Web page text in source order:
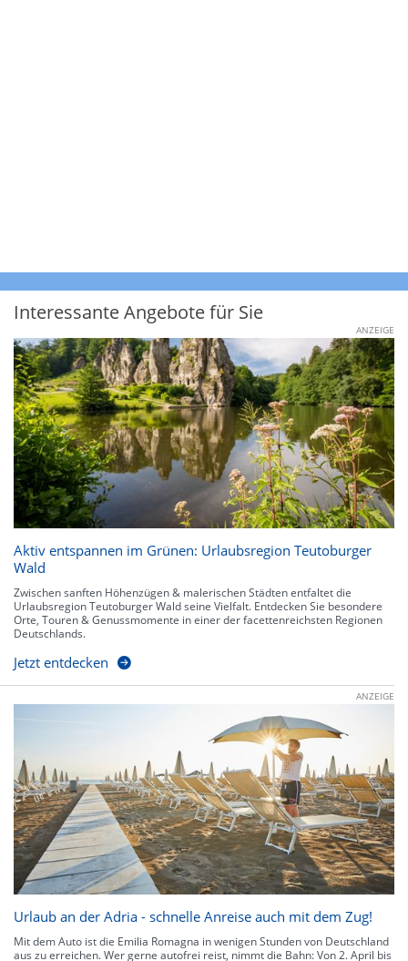
Interessante Angebote für Sie
ANZEIGE
Aktiv entspannen im Grünen: Urlaubsregion Teutoburger
Wald
Zwischen sanften Höhenzügen & malerischen Städten entfaltet die
Urlaubsregion Teutoburger Wald seine Vielfalt. Entdecken Sie besondere
Orte, Touren & Genussmomente in einer der facettenreichsten Regionen
Deutschlands.
Jetzt entdecken
ANZEIGE
Urlaub an der Adria - schnelle Anreise auch mit dem Zug!
Mit dem Auto ist die Emilia Romagna in wenigen Stunden von Deutschland
aus zu erreichen. Wer gerne autofrei reist, nimmt die Bahn: Von 2. April bis